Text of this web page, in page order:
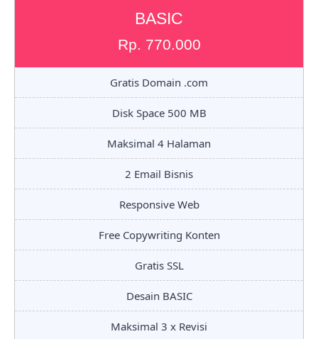
BASIC
Rp. 770.000
Gratis Domain .com
Disk Space 500 MB
Maksimal 4 Halaman
2 Email Bisnis
Responsive Web
Free Copywriting Konten
Gratis SSL
Desain BASIC
Maksimal 3 x Revisi